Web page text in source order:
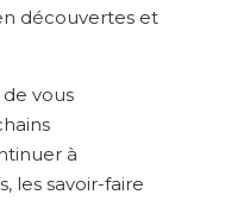
découvertes et
vous
à
les savoir-faire